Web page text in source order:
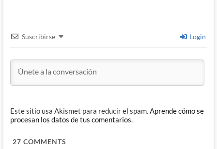
Suscribirse Login
Este sitio usa Akismet para reducir el spam. Aprende cómo se
procesan los datos de tus comentarios.
27 COMMENTS